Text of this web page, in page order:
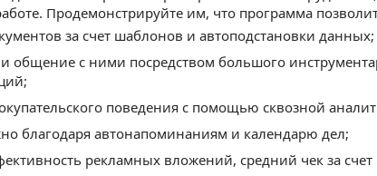
Продемонстрируйте им, что программа
за счет шаблонов и автоподстановки данных;
и общение с ними посредством большого
поведения с помощью сквозной
благодаря автонапоминаниям и календарю дел;
рекламных вложений, средний чек за